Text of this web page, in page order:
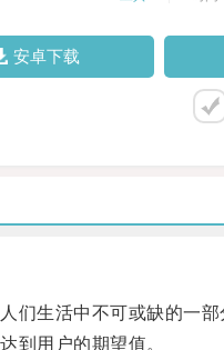
安卓下载
生活中不可或缺的一部
用户的期望值。